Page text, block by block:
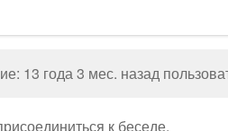
13 года 3 мес. назад
к беседе.